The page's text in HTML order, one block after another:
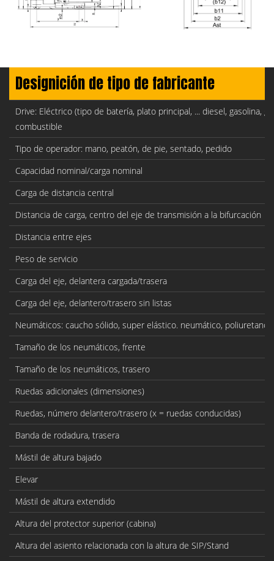
Designición de tipo de fabricante
Drive: Eléctrico (tipo de batería, plato principal, ... diesel, gasolina,
combustible
Tipo de operador: mano, peatón, de pie, sentado, pedido
Capacidad nominal/carga nominal
Carga de distancia central
Distancia de carga, centro del eje de transmisión a la bifurcación
Distancia entre ejes
Peso de servicio
Carga del eje, delantera cargada/trasera
Carga del eje, delantero/trasero sin listas
Neumáticos: caucho sólido, super elástico. neumático, poliuretano
Tamaño de los neumáticos, frente
Tamaño de los neumáticos, trasero
Ruedas adicionales (dimensiones)
Ruedas, número delantero/trasero (x = ruedas conducidas)
Banda de rodadura, trasera
Mástil de altura bajado
Elevar
Mástil de altura extendido
Altura del protector superior (cabina)
Altura del asiento relacionada con la altura de SIP/Stand